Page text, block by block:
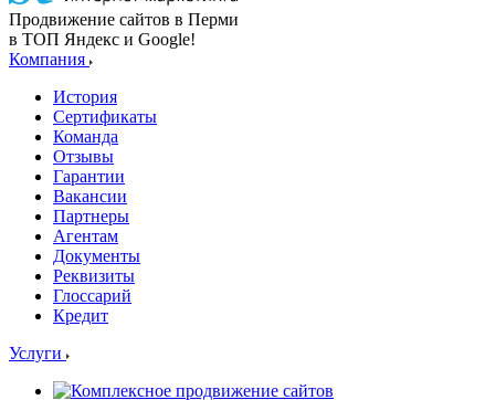
Продвижение сайтов в Перми
в ТОП Яндекс и Google!
Компания
История
Сертификаты
Команда
Отзывы
Гарантии
Вакансии
Партнеры
Агентам
Документы
Реквизиты
Глоссарий
Кредит
Услуги